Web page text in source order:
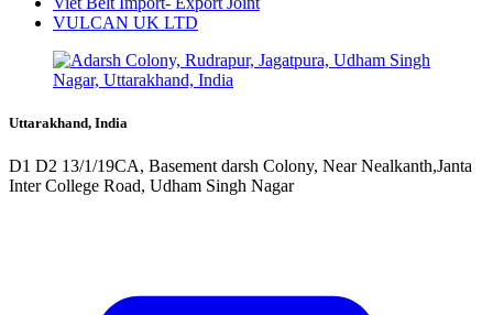
VULCAN UK LTD
Uttarakhand, India
D1 D2 13/1/19CA, Basement darsh Colony, Near Nealkanth,Janta
Inter College Road, Udham Singh Nagar